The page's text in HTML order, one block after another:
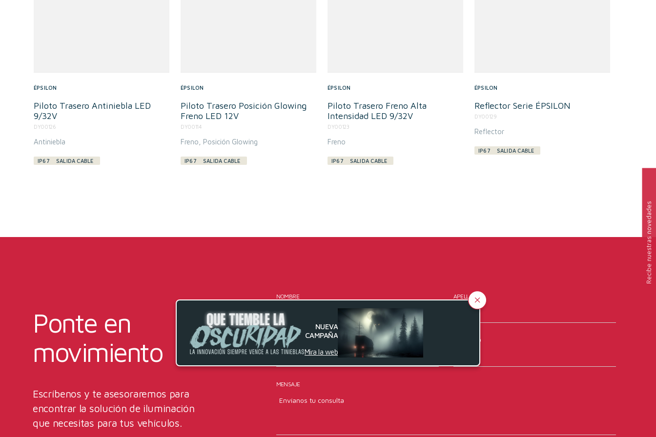
NUEVA
CAMPAÑA
Mira la web
ÉPSILON
Piloto Trasero Antiniebla LED
9/32V
DY00126
Antiniebla
IP67 SALIDA CABLE
ÉPSILON
Piloto Trasero Posición Glowing
Freno LED 12V
DY00114
Freno Posición Glowing
IP67 SALIDA CABLE
ÉPSILON
Piloto Trasero Freno Alta
Intensidad LED 9/32V
DY00123
Freno
IP67 SALIDA CABLE
ÉPSILON
Reflector Serie ÉPSILON
DY00129
Reflector
IP67 SALIDA CABLE
Recibe
nuestras novedades
Ponte en
movimiento
Escríbenos y te asesoraremos para
encontrar la solución de iluminación
que necesitas para tus vehículos.
NOMBRE APELLIDOS
EMAIL TELÉFONO
MENSAJE